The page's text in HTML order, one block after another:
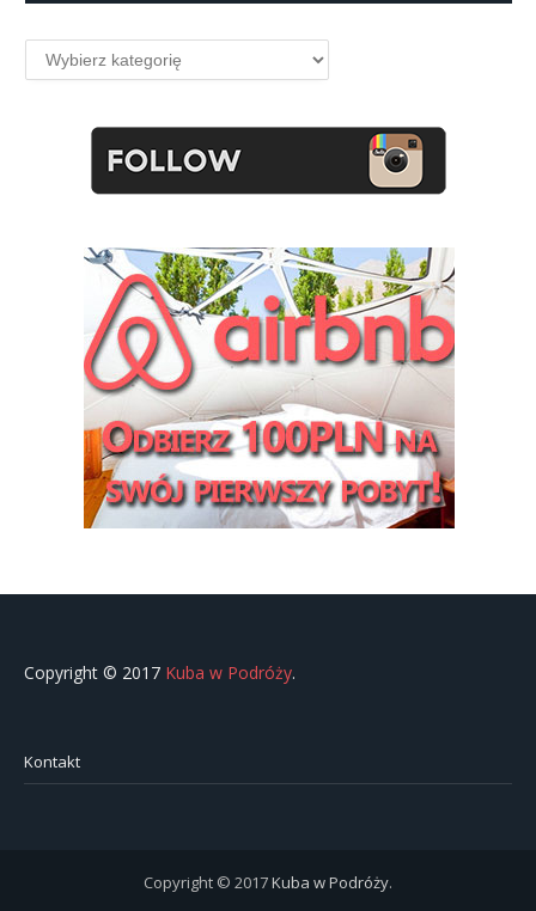
Kategorie
Copyright © 2017 Kuba w Podróży.
Kontakt
Copyright © 2017Kuba w Podróży.